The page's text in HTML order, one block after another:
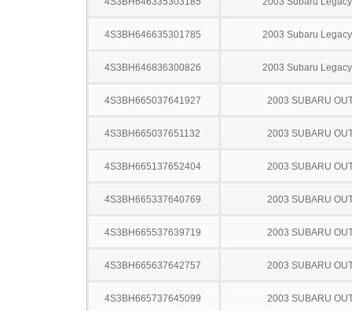
4S3BH646635301785 2003 Subaru
4S3BH646836300826 2003 Subaru
4S3BH665037641927 2003 SUBARU
4S3BH665037651132 2003 SUBARU
4S3BH665137652404 2003 SUBARU
4S3BH665337640769 2003 SUBARU
4S3BH665537639719 2003 SUBARU
4S3BH665637642757 2003 SUBARU
4S3BH665737645099 2003 SUBARU